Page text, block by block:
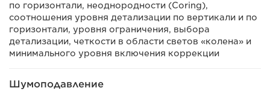
по горизонтали, неоднородности (Coring),
соотношения уровня детализации по вертикали и по
горизонтали, уровня ограничения, выбора
детализации, четкости в области светов «колена» и
минимального уровня включения коррекции
Шумоподавление